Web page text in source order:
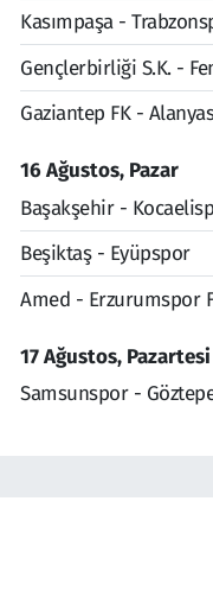
Kasımpaşa -
Gençlerbirliği S.K. -
Gaziantep FK -
16 Ağustos, Pazar
Başakşehir -
Beşiktaş - Eyüpspor
Amed - Erzurumspor
17 Ağustos, Pazartesi
Samsunspor -